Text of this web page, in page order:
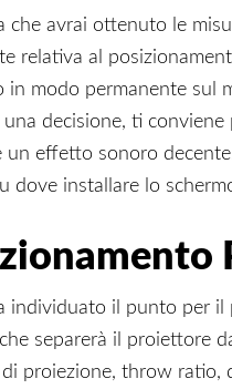
che avrai ottenuto le
relativa al
in modo permanente sul
una decisione, ti
un effetto sonoro
dove installare lo
individuato il punto per il
separerà il proiettore
proiezione, throw ratio,